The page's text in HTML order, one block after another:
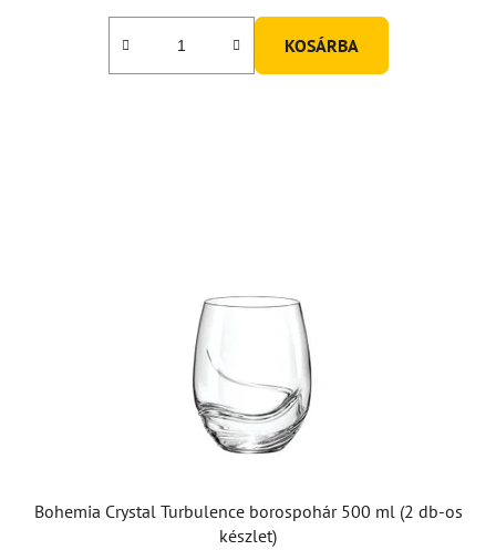
KOSÁRBA
Bohemia Crystal Turbulence borospohár 500 ml (2 db-os
készlet)